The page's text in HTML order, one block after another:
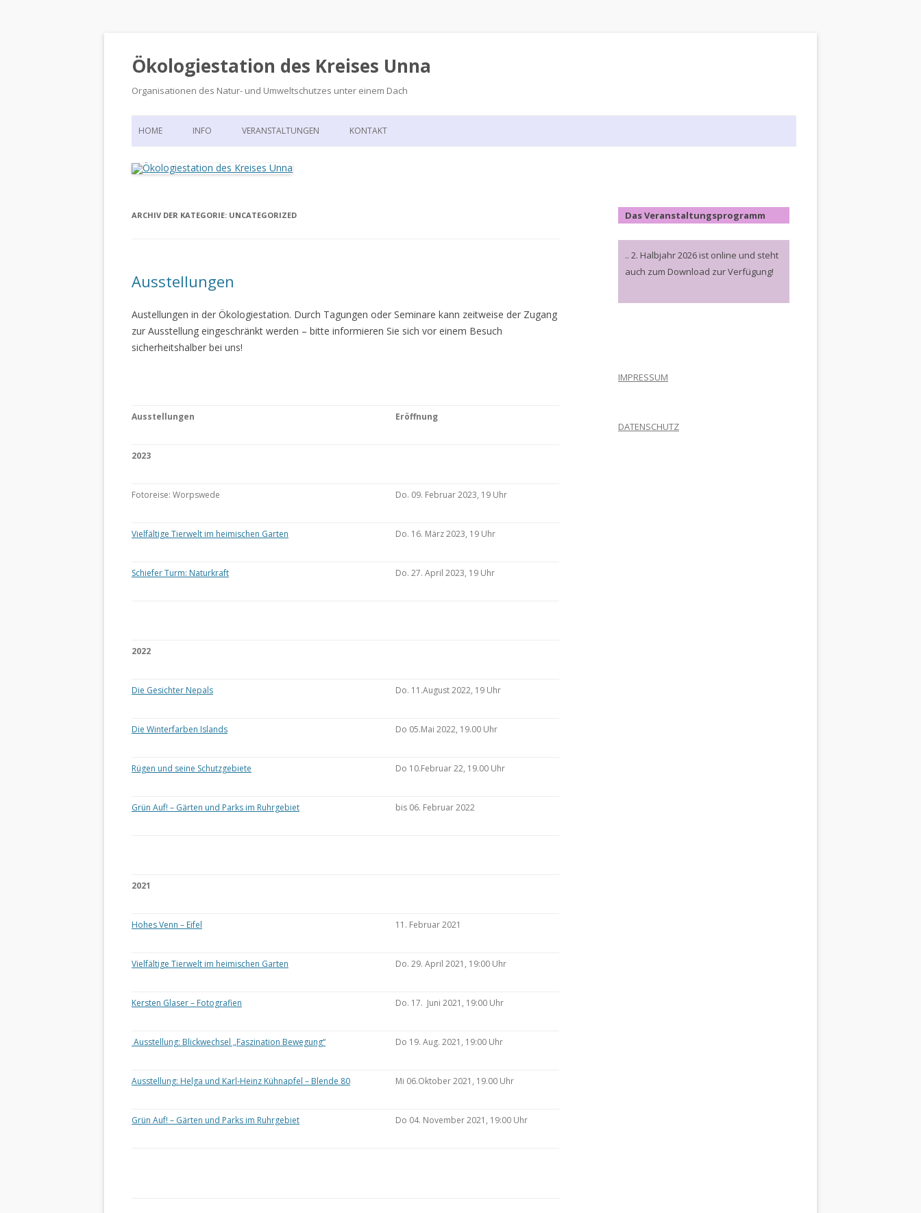
Ökologiestation des Kreises Unna
Organisationen des Natur- und Umweltschutzes unter einem Dach
Zum
HOME INFO VERANSTALTUNGEN KONTAKT
ARCHIV DER KATEGORIE: UNCATEGORIZED
Ausstellungen
Austellungen in der Ökologiestation. Durch Tagungen oder Seminare kann zeitweise der Zugang
zur Ausstellung eingeschränkt werden – bitte informieren Sie sich vor einem Besuch
sicherheitshalber bei uns!
Ausstellungen Eröffnung
2023
Fotoreise: Worpswede Do. 09. Februar 2023, 19 Uhr
Vielfältige Tierwelt im heimischen Garten Do. 16. März 2023, 19 Uhr
Schiefer Turm: Naturkraft Do. 27. April 2023, 19 Uhr
2022
Die Gesichter Nepals Do. 11.August 2022, 19 Uhr
Die Winterfarben Islands Do 05.Mai 2022, 19.00 Uhr
Rügen und seine Schutzgebiete Do 10.Februar 22, 19.00 Uhr
Grün Auf! – Gärten und Parks im Ruhrgebiet bis 06. Februar 2022
2021
Hohes Venn – Eifel 11. Februar 2021
Vielfältige Tierwelt im heimischen Garten Do. 29. April 2021, 19:00 Uhr
Kersten Glaser – Fotografien Do. 17. Juni 2021, 19:00 Uhr
Ausstellung: Blickwechsel „Faszination Bewegung“ Do 19. Aug. 2021, 19:00 Uhr
Ausstellung: Helga und Karl-Heinz Kühnapfel – Blende 80 Mi 06.Oktober 2021, 19.00 Uhr
Grün Auf! – Gärten und Parks im Ruhrgebiet Do 04. November 2021, 19:00 Uhr
Das Veranstaltungsprogramm
.. 2. Halbjahr 2026 ist online und steht
auch zum Download zur Verfügung!
IMPRESSUM
DATENSCHUTZ